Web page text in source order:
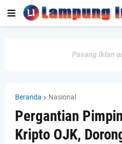
Pasang iklan
Beranda Nasional
Pergantian
Kripto OJK,